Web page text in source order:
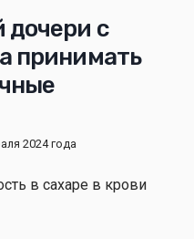
дочери с
принимать
2024 года
в сахаре в крови